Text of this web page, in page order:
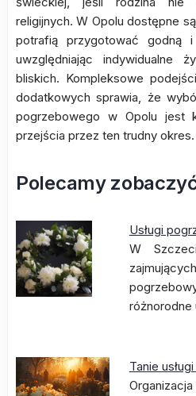
religijnych. W Opolu dostępne
potrafią przygotować godną i
uwzględniając indywidualne
bliskich. Kompleksowe
dodatkowych sprawia, że
pogrzebowego w Opolu jest
przejścia przez ten trudny okres.
Polecamy
Usługi
W
różnorodne
Tanie